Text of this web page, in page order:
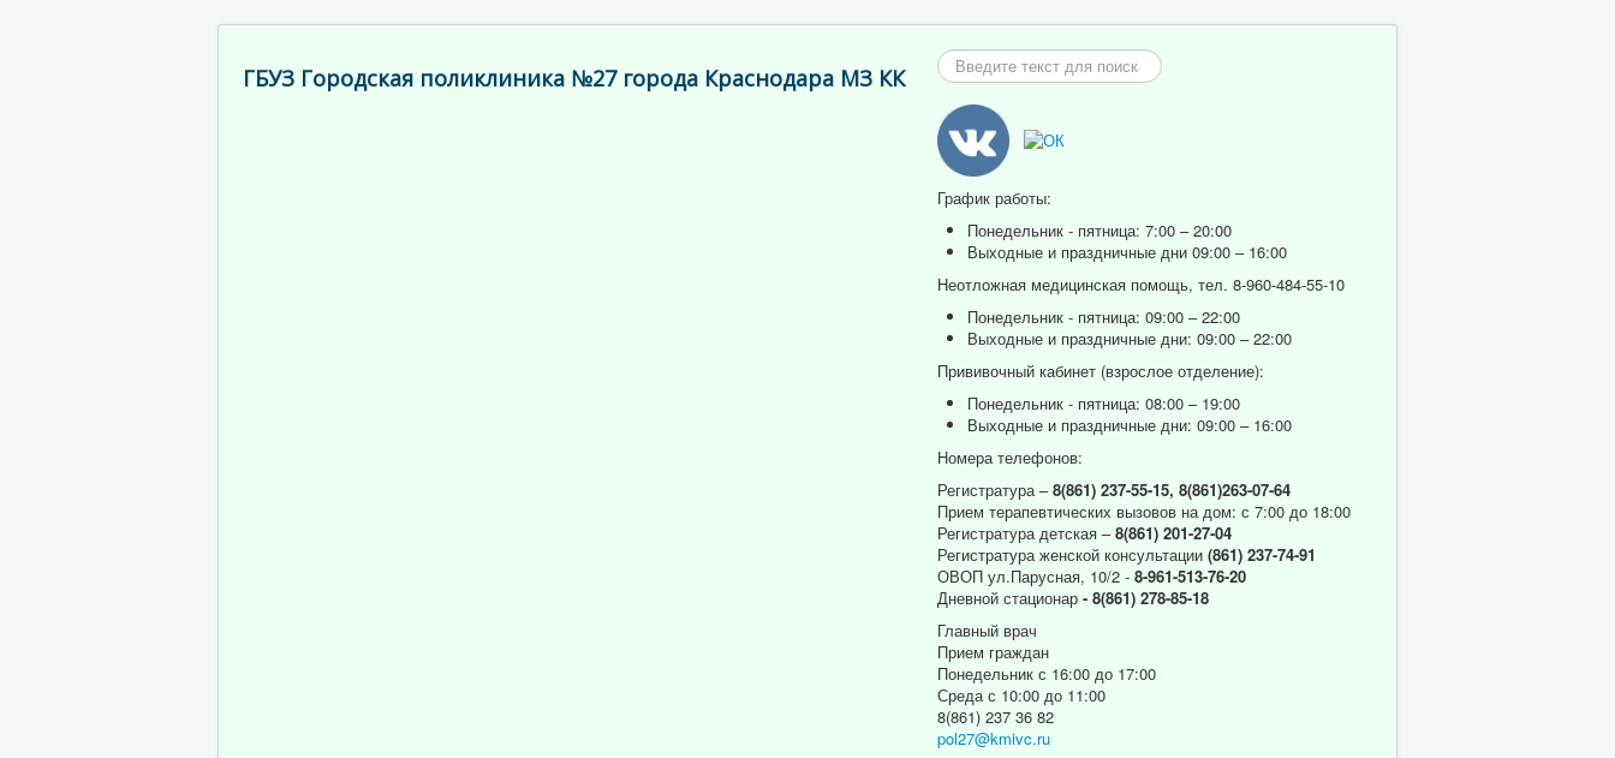
ГБУЗ Городская поликлиника №27 города Краснодара МЗ КК
Искать...
График работы:
Понедельник - пятница: 7:00 – 20:00
Выходные и праздничные дни 09:00 – 16:00
Неотложная медицинская помощь, тел. 8-960-484-55-10
Понедельник - пятница: 09:00 – 22:00
Выходные и праздничные дни: 09:00 – 22:00
Прививочный кабинет (взрослое отделение):
Понедельник - пятница: 08:00 – 19:00
Выходные и праздничные дни: 09:00 – 16:00
Номера телефонов:
Регистратура –8(861) 237-55-15, 8(861)263-07-64
Прием терапевтических вызовов на дом: с 7:00 до 18:00
Регистратура детская –8(861) 201-27-04
Регистратура женской консультации (861) 237-74-91
ОВОП ул.Парусная, 10/2 - 8-961-513-76-20
Дневной стационар - 8(861) 278-85-18
Главный врач
Прием граждан
Понедельник с 16:00 до 17:00
Среда с 10:00 до 11:00
8(861) 237 36 82
pol27@kmivc.ru